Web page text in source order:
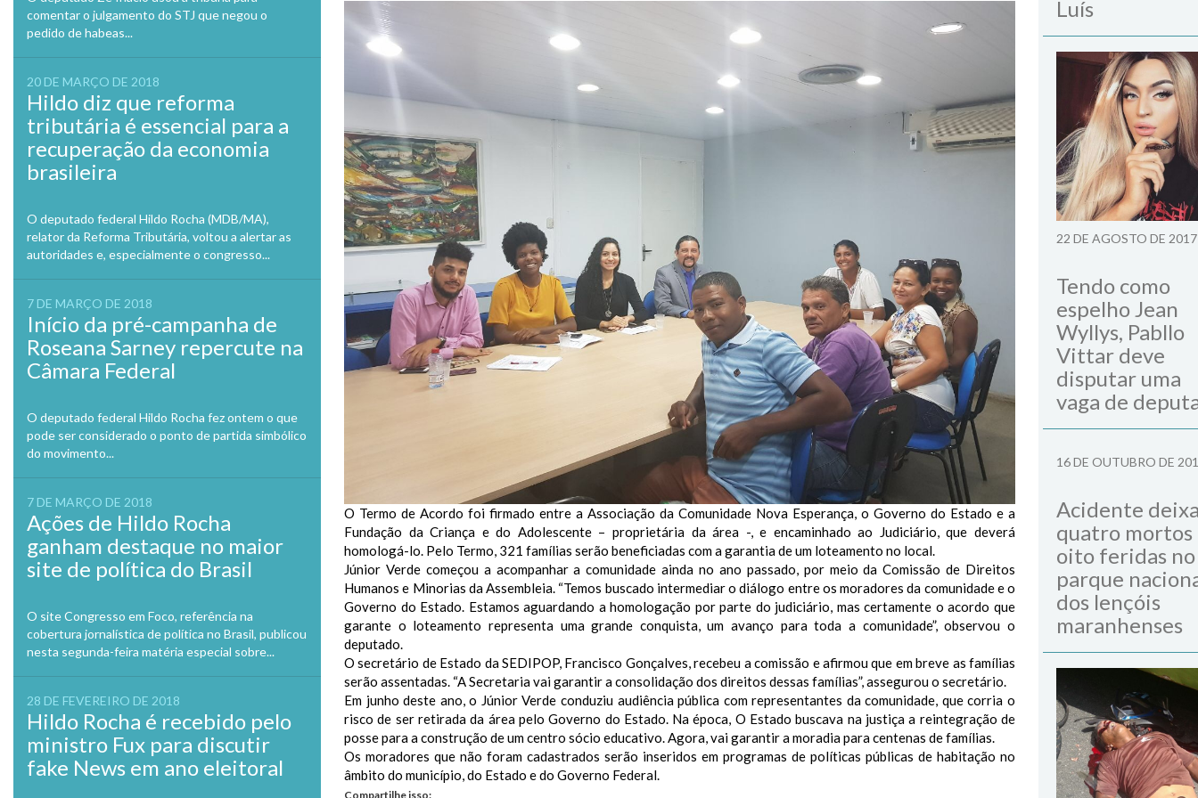
comentar o julgamento do STJ que negou o
pedido de habeas...
20 DE MARÇO DE 2018
Hildo diz que reforma
tributária é essencial para a
recuperação da economia
brasileira
O deputado federal Hildo Rocha (MDB/MA),
relator da Reforma Tributária, voltou a alertar as
autoridades e, especialmente o congresso...
7 DE MARÇO DE 2018
Início da pré-campanha de
Roseana Sarney repercute na
Câmara Federal
O deputado federal Hildo Rocha fez ontem o que
pode ser considerado o ponto de partida simbólico
do movimento...
7 DE MARÇO DE 2018
Ações de Hildo Rocha
ganham destaque no maior
site de política do Brasil
O site Congresso em Foco, referência na
cobertura jornalística de política no Brasil, publicou
nesta segunda-feira matéria especial sobre...
28 DE FEVEREIRO DE 2018
Hildo Rocha é recebido pelo
ministro Fux para discutir
fake News em ano eleitoral
O Termo de Acordo foi firmado entre a Associação da Comunidade Nova Esperança, o Governo do Estado e a
Fundação da Criança e do Adolescente – proprietária da área -, e encaminhado ao Judiciário, que deverá
homologá-lo. Pelo Termo, 321 famílias serão beneficiadas com a garantia de um loteamento no local.
Júnior Verde começou a acompanhar a comunidade ainda no ano passado, por meio da Comissão de Direitos
Humanos e Minorias da Assembleia. “Temos buscado intermediar o diálogo entre os moradores da comunidade e o
Governo do Estado. Estamos aguardando a homologação por parte do judiciário, mas certamente o acordo que
garante o loteamento representa uma grande conquista, um avanço para toda a comunidade”, observou o
deputado.
O secretário de Estado da SEDIPOP, Francisco Gonçalves, recebeu a comissão e afirmou que em breve as famílias
serão assentadas. “A Secretaria vai garantir a consolidação dos direitos dessas famílias”, assegurou o secretário.
Em junho deste ano, o Júnior Verde conduziu audiência pública com representantes da comunidade, que corria o
risco de ser retirada da área pelo Governo do Estado. Na época, O Estado buscava na justiça a reintegração de
posse para a construção de um centro sócio educativo. Agora, vai garantir a moradia para centenas de famílias.
Os moradores que não foram cadastrados serão inseridos em programas de políticas públicas de habitação no
âmbito do município, do Estado e do Governo Federal.
Compartilhe isso:
Luís
22 DE AGOSTO DE 2017
Tendo como
espelho Jean
Wyllys, Pabllo
Vittar deve
disputar uma
vaga de
16 DE OUTUBRO DE
Acidente
quatro mortos
oito feridas no
parque
dos lençóis
maranhenses